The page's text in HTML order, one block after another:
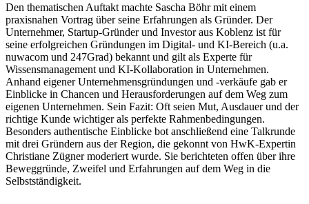
Den thematischen Auftakt machte Sascha Böhr mit einem
praxisnahen Vortrag über seine Erfahrungen als Gründer. Der
Unternehmer, Startup-Gründer und Investor aus Koblenz ist für
seine erfolgreichen Gründungen im Digital- und KI-Bereich (u.a.
nuwacom und 247Grad) bekannt und gilt als Experte für
Wissensmanagement und KI-Kollaboration in Unternehmen.
Anhand eigener Unternehmensgründungen und -verkäufe gab er
Einblicke in Chancen und Herausforderungen auf dem Weg zum
eigenen Unternehmen. Sein Fazit: Oft seien Mut, Ausdauer und der
richtige Kunde wichtiger als perfekte Rahmenbedingungen.
Besonders authentische Einblicke bot anschließend eine Talkrunde
mit drei Gründern aus der Region, die gekonnt von HwK-Expertin
Christiane Zügner moderiert wurde. Sie berichteten offen über ihre
Beweggründe, Zweifel und Erfahrungen auf dem Weg in die
Selbstständigkeit.